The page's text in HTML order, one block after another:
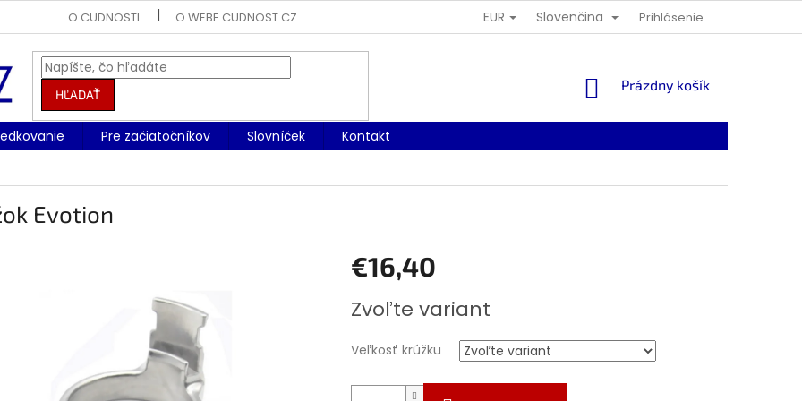
O CUDNOSTI O WEBE CUDNOST.CZ EUR Slovenčina Prihlásenie
HĽADAŤ
NÁKUPNÝ
Prázdny košík
Pre začiatočníkov Slovníček
Kontakt
Evotion
€16,40
cena:
Zvoľte variant
Veľkosť krúžku